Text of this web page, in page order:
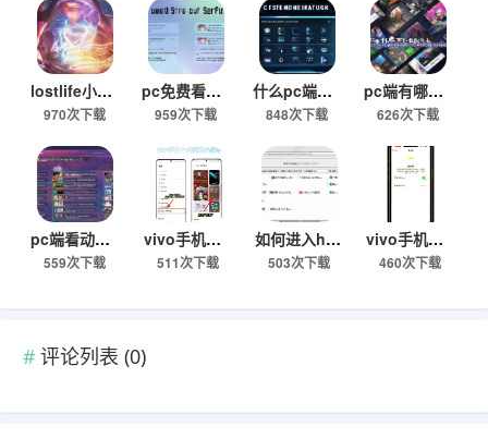
lostlife小女孩攻略，进不去游戏怎么办？
970次下载
pc免费看动漫的软件有哪些？安全无广告的推荐下
959次下载
什么pc端软件可以免费看电影且无广告高清？
848次下载
pc端有哪些免费又高清的动漫观看软件推荐？
626次下载
pc端看动漫用什么软件免费又好用？
559次下载
vivo手机能一键转换到苹果手机吗？如何操作？
511次下载
如何进入hao123电脑版？具体操作步骤是什么？
503次下载
vivo手机如何转移到苹果手机？转移过程中需要注意什么？
460次下载
评论列表 (0)